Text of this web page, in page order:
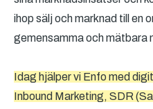
ihop sälj och marknad till en
gemensamma och mätbara
Idag hjälper vi Enfo med
Inbound Marketing, SDR